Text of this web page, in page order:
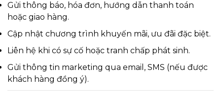
Gửi thông báo, hóa đơn, hướng dẫn thanh toán
hoặc giao hàng.
Cập nhật chương trình khuyến mãi, ưu đãi đặc biệt.
Liên hệ khi có sự cố hoặc tranh chấp phát sinh.
Gửi thông tin marketing qua email, SMS (nếu được
khách hàng đồng ý).